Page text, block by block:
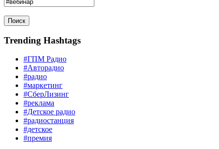
Поиск
Trending Hashtags
#ГПМ Радио
#Авторадио
#радио
#маркетинг
#СберЛизинг
#реклама
#Детское радио
#радиостанция
#детское
#премия